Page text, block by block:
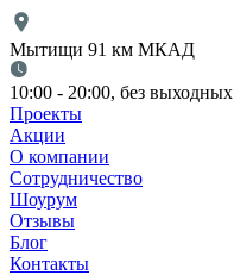
Мытищи 91 км МКАД
10:00 - 20:00, без выходных
Проекты
Акции
О компании
Сотрудничество
Шоурум
Отзывы
Блог
Контакты